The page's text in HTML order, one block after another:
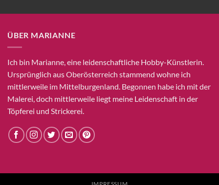
ÜBER MARIANNE
Ich bin Marianne, eine leidenschaftliche Hobby-Künstlerin.
Ursprünglich aus Oberösterreich stammend wohne ich
mittlerweile im Mittelburgenland. Begonnen habe ich mit der
Malerei, doch mittlerweile liegt meine Leidenschaft in der
Töpferei und Strickerei.
IMPRESSUM